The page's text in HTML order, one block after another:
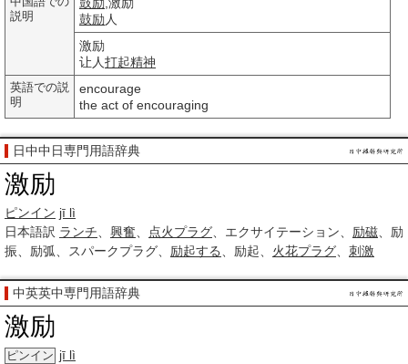
説明
鼓励 人
激励
让人打起精神
英語での説
明
encourage
the act of encouraging
日中中日専門用語辞典
激励
ピンイン jī lì
日本語訳 ランチ 興奮 点火プラグ 、エクサイテーション、 励磁 、励
振、励弧、スパークプラグ、 励起する 、励起、 火花プラグ 刺激
中英英中専門用語辞典
激励
ピンイン jī lì